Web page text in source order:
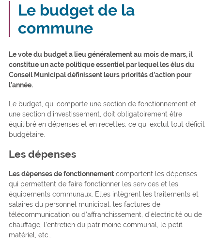
Le budget de la
commune
Le vote du budget a lieu généralement au mois de mars, il
constitue un acte politique essentiel par lequel les élus du
Conseil Municipal définissent leurs priorités d’action pour
l’année.
Le budget, qui comporte une section de fonctionnement et
une section d’investissement, doit obligatoirement être
équilibré en dépenses et en recettes, ce qui exclut tout déficit
budgétaire.
Les dépenses
Les dépenses de fonctionnementcomportent les dépenses
qui permettent de faire fonctionner les services et les
équipements communaux. Elles intègrent les traitements et
salaires du personnel municipal, les factures de
télécommunication ou d’affranchissement, d’électricité ou de
chauffage, l’entretien du patrimoine communal, le petit
matériel, etc…